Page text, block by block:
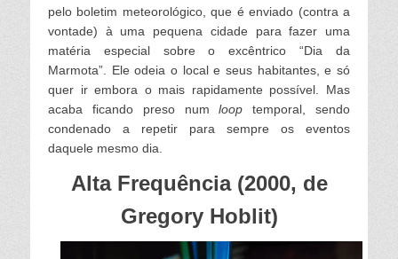
pelo boletim meteorológico, que é enviado (contra a
vontade) à uma pequena cidade para fazer uma
matéria especial sobre o excêntrico “Dia da
Marmota”. Ele odeia o local e seus habitantes, e só
quer ir embora o mais rapidamente possível. Mas
acaba ficando preso numloop temporal, sendo
condenado a repetir para sempre os eventos
daquele mesmo dia.
Alta Frequência (2000, de
Gregory Hoblit)